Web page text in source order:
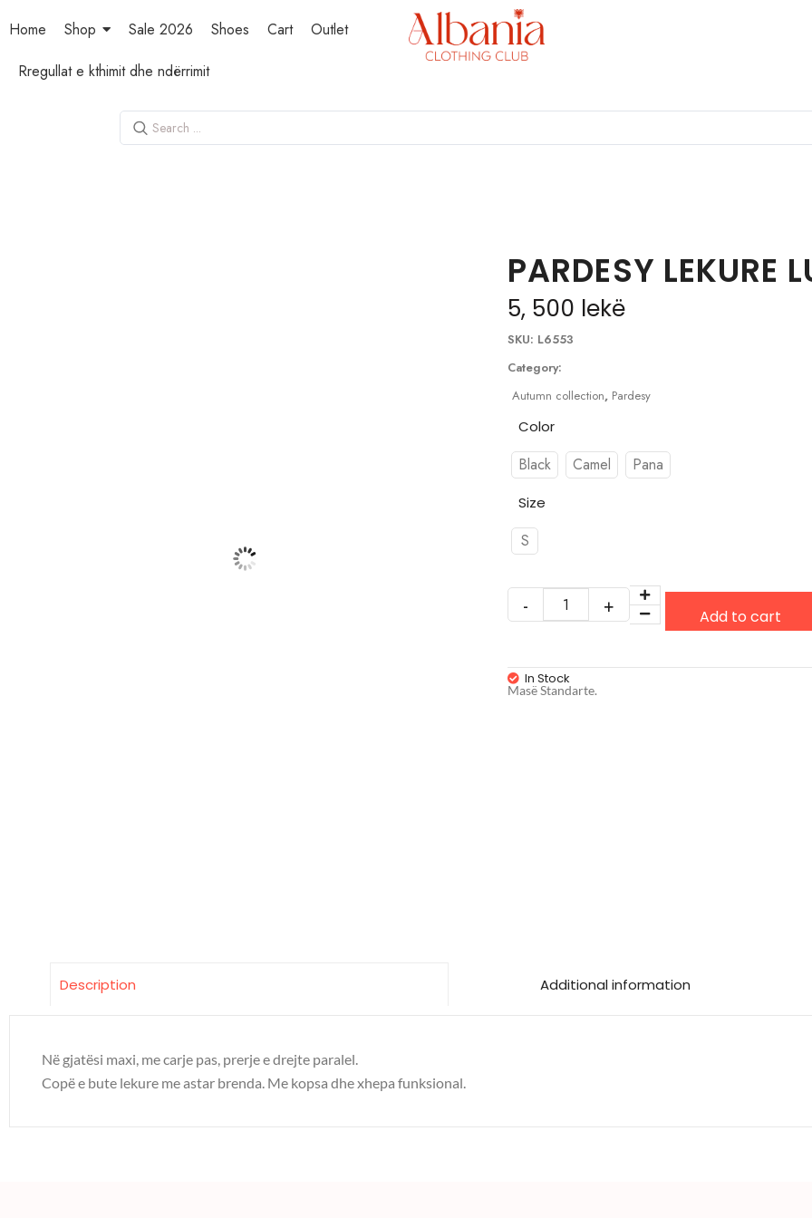
Home Shop Sale 2026 Shoes Cart
Outlet
Rregullat e kthimit dhe ndërrimit
PARDESY LEKURE
5, 500 lekë
SKU: L6553
Category:
Autumn collection, Pardesy
Color
Black Camel Pana
Size
S
Add to cart
In Stock
Masë Standarte.
Description Additional information
Në gjatësi maxi, me carje pas, prerje e drejte paralel.
Copë e bute lekure me astar brenda. Me kopsa dhe xhepa funksional.